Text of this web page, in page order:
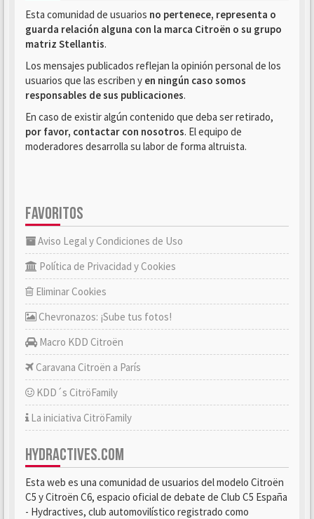
Esta comunidad de usuarios no pertenece, representa o
guarda relación alguna con la marca Citroën o su grupo
matriz Stellantis.
Los mensajes publicados reflejan la opinión personal de los
usuarios que las escriben y en ningún caso somos
responsables de sus publicaciones.
En caso de existir algún contenido que deba ser retirado,
por favor, contactar con nosotros. El equipo de
moderadores desarrolla su labor de forma altruista.
FAVORITOS
Aviso Legal y Condiciones de Uso
Política de Privacidad y Cookies
Eliminar Cookies
Chevronazos: ¡Sube tus fotos!
Macro KDD Citroën
Caravana Citroën a París
KDD´s CitröFamily
La iniciativa CitröFamily
HYDRACTIVES.COM
Esta web es una comunidad de usuarios del modelo Citroën
C5 y Citroën C6, espacio oficial de debate de Club C5 España
- Hydractives, club automovilístico registrado como